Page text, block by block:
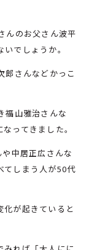
んのお父さん波平
でしょうか。
郎さんなどかっこ
福山雅治さんな
ってきました。
中居正広さんな
てしまう人が50代
化が起きていると